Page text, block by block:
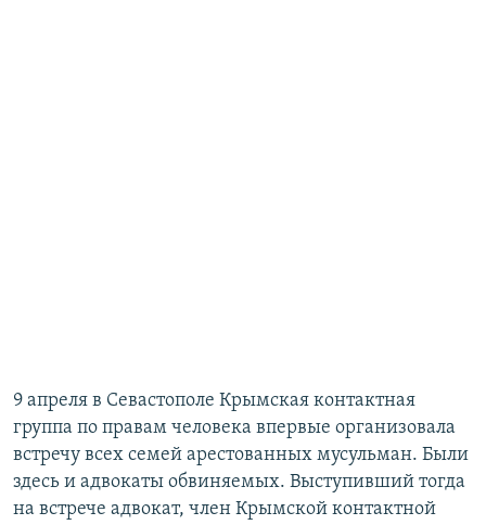
9 апреля в Севастополе Крымская контактная
группа по правам человека впервые организовала
встречу всех семей арестованных мусульман. Были
здесь и адвокаты обвиняемых. Выступивший тогда
на встрече адвокат, член Крымской контактной